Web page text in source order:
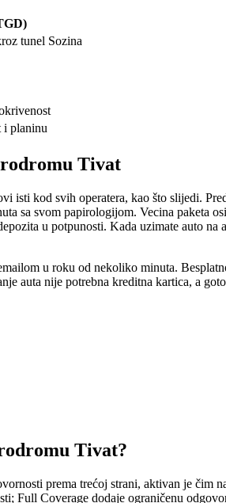
tunel Sozina
i planinu
Tivat
isti kod svih operatera, kao što slijedi.
sa svom papirologijom. Vecina paketa
u potpunosti. Kada uzimate auto
u roku od nekoliko minuta.
auta nije potrebna kreditna kartica, a
Tivat?
prema trećoj strani, aktivan je čim
Full Coverage dodaje ograničenu